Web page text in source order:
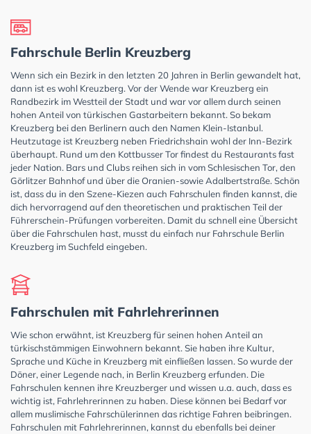
Fahrschule Berlin Kreuzberg
Wenn sich ein Bezirk in den letzten 20 Jahren in Berlin gewandelt hat,
dann ist es wohl Kreuzberg. Vor der Wende war Kreuzberg ein
Randbezirk im Westteil der Stadt und war vor allem durch seinen
hohen Anteil von türkischen Gastarbeitern bekannt. So bekam
Kreuzberg bei den Berlinern auch den Namen Klein-Istanbul.
Heutzutage ist Kreuzberg neben Friedrichshain wohl der Inn-Bezirk
überhaupt. Rund um den Kottbusser Tor findest du Restaurants fast
jeder Nation. Bars und Clubs reihen sich in vom Schlesischen Tor, den
Görlitzer Bahnhof und über die Oranien-sowie Adalbertstraße. Schön
ist, dass du in den Szene-Kiezen auch Fahrschulen finden kannst, die
dich hervorragend auf den theoretischen und praktischen Teil der
Führerschein-Prüfungen vorbereiten. Damit du schnell eine Übersicht
über die Fahrschulen hast, musst du einfach nur Fahrschule Berlin
Kreuzberg im Suchfeld eingeben.
Fahrschulen mit Fahrlehrerinnen
Wie schon erwähnt, ist Kreuzberg für seinen hohen Anteil an
türkischstämmigen Einwohnern bekannt. Sie haben ihre Kultur,
Sprache und Küche in Kreuzberg mit einfließen lassen. So wurde der
Döner, einer Legende nach, in Berlin Kreuzberg erfunden. Die
Fahrschulen kennen ihre Kreuzberger und wissen u.a. auch, dass es
wichtig ist, Fahrlehrerinnen zu haben. Diese können bei Bedarf vor
allem muslimische Fahrschülerinnen das richtige Fahren beibringen.
Fahrschulen mit Fahrlehrerinnen, kannst du ebenfalls bei deiner